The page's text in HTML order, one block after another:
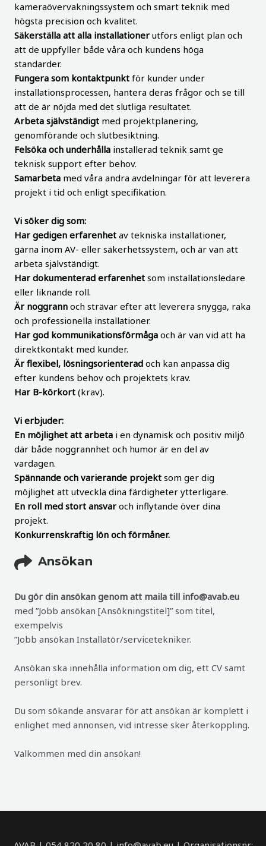
kameraövervakningssystem och smart teknik med
högsta precision och kvalitet.
Säkerställa att alla installationer utförs enligt plan och
att de uppfyller både våra och kundens höga
standarder.
Fungera som kontaktpunkt för kunder under
installationsprocessen, hantera deras frågor och se till
att de är nöjda med det slutliga resultatet.
Arbeta självständigt med projektplanering,
genomförande och slutbesiktning.
Felsöka och underhålla installerad teknik samt ge
teknisk support efter behov.
Samarbeta med våra andra avdelningar för att leverera
projekt i tid och enligt specifikation.
Vi söker dig som:
Har gedigen erfarenhet av tekniska installationer,
gärna inom AV- eller säkerhetssystem, och är van att
arbeta självständigt.
Har dokumenterad erfarenhet som installationsledare
eller liknande roll.
Är noggrann och strävar efter att leverera snygga, raka
och professionella installationer.
Har god kommunikationsförmåga och är van vid att ha
direktkontakt med kunder.
Är flexibel, lösningsorienterad och kan anpassa dig
efter kundens behov och projektets krav.
Har B-körkort (krav).
Vi erbjuder:
En möjlighet att arbeta i en dynamisk och positiv miljö
där både noggrannhet och humor är en del av
vardagen.
Spännande och varierande projekt som ger dig
möjlighet att utveckla dina färdigheter ytterligare.
En roll med stort ansvar och inflytande över dina
projekt.
Konkurrenskraftig lön och förmåner.
Ansökan
Du gör din ansökan genom att maila till info@avab.eu
med ”Jobb ansökan [Ansökningstitel]” som titel,
exempelvis
”Jobb ansökan Installatör/servicetekniker.
Ansökan ska innehålla information om dig, ett CV samt
personligt brev.
Du som sökande ansvarar för att ansökan är komplett i
enlighet med annonsen, vid intresse sker återkoppling.
Välkommen med din ansökan!